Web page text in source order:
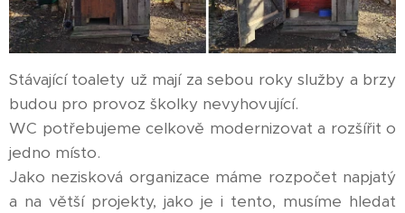
Stávající toalety už mají za sebou roky služby a brzy
budou pro provoz školky nevyhovující.
WC potřebujeme celkově modernizovat a rozšířit o
jedno místo.
Jako nezisková organizace máme rozpočet napjatý
a na větší projekty, jako je i tento, musíme hledat